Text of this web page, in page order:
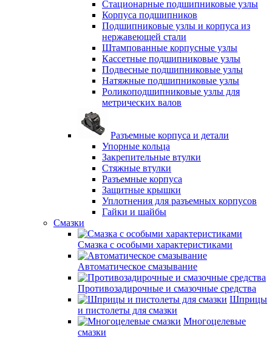
Стационарные подшипниковые узлы
Корпуса подшипников
Подшипниковые узлы и корпуса из
нержавеющей стали
Штампованные корпусные узлы
Кассетные подшипниковые узлы
Подвесные подшипниковые узлы
Натяжные подшипниковые узлы
Роликоподшипниковые узлы для
метрических валов
Разъемные корпуса и детали
Упорные кольца
Закрепительные втулки
Стяжные втулки
Разъемные корпуса
Защитные крышки
Уплотнения для разъемных корпусов
Гайки и шайбы
Смазки
Смазка с особыми характеристиками
Автоматическое смазывание
Противозадирочные и смазочные средства
Шприцы
и пистолеты для смазки
Многоцелевые
смазки